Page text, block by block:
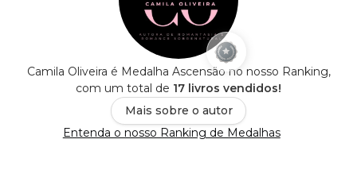
Camila Oliveira é Medalha Ascensão no nosso Ranking,
com um total de 17 livros vendidos!
Mais sobre o autor
Entenda o nosso Ranking de Medalhas